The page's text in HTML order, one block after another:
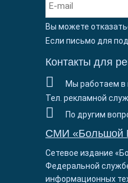
Вы можете
Если письмо для
Контакты для
Мы работаем в
Тел. рекламной
По другим
СМИ «Большой
Сетевое издание
Федеральной
информационных